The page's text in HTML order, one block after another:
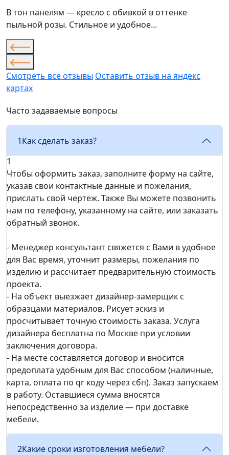
В тон панелям — кресло с обивкой в оттенке
пыльной розы. Стильное и удобное...
Смотреть все отзывы Оставить отзыв на яндекс
картах
Часто задаваемые вопросы
1Как сделать заказ?
1
Чтобы оформить заказ, заполните форму на сайте,
указав свои контактные данные и пожелания,
прислать свой чертеж. Также Вы можете позвонить
нам по телефону, указанному на сайте, или заказать
обратный звонок.
- Менеджер консультант свяжется с Вами в удобное
для Вас время, уточнит размеры, пожелания по
изделию и рассчитает предварительную стоимость
проекта.
- На объект выезжает дизайнер-замерщик с
образцами материалов. Рисует эскиз и
просчитывает точную стоимость заказа. Услуга
дизайнера бесплатна по Москве при условии
заключения договора.
- На месте составляется договор и вносится
предоплата удобным для Вас способом (наличные,
карта, оплата по qr коду через сбп). Заказ запускаем
в работу. Оставшиеся сумма вносятся
непосредственно за изделие — при доставке
мебели.
2Какие сроки изготовления мебели?